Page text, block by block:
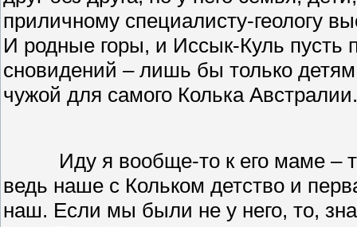
приличному специалисту-геологу
И родные горы, и Иссык-Куль пусть
сновидений – лишь бы только
чужой для самого Колька Австралии.
Иду я вообще-то к его маме –
ведь наше с Кольком детство и
наш. Если мы были не у него, то,